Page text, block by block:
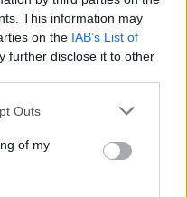
This information may
on the IAB’s List of
further disclose it to other
one or more Google
You may click to
its third-party tags to
in below Google
Outs
of my